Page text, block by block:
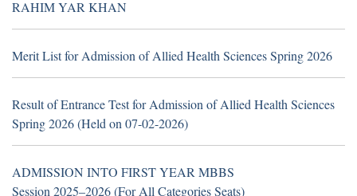
(Walk in Interview Notice)
19 June 2026Career Opportunities at Hub &
Spoke Model at Zahir Pir, Rahim Yar Khan,
RAHIM YAR KHAN
Merit List for Admission of Allied Health Sciences Spring 2026
Result of Entrance Test for Admission of Allied Health Sciences
Spring 2026 (Held on 07-02-2026)
ADMISSION INTO FIRST YEAR MBBS
Session 2025–2026 (For All Categories Seats)